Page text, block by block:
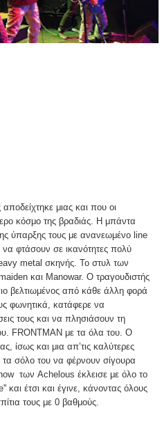
μιας και που οι
κόσμο της βραδιάς. Η μπάντα
ύπαρξης τους με ανανεωμένο line
να φτάσουν σε ικανότητες πολύ
metal σκηνής. Το στυλ των
και Manowar. Ο τραγουδιστής
βελτιωμένος από κάθε άλλη φορά
φωνητικά, κατάφερε να
τους και να πλησιάσουν τη
FRONTMAN με τα όλα του. Ο
ίσως και μια απ’τις καλύτερες
σόλο του να φέρνουν σίγουρα
των Achelous έκλεισε με όλο το
έτσι και έγινε, κάνοντας όλους
τους με 0 βαθμούς.